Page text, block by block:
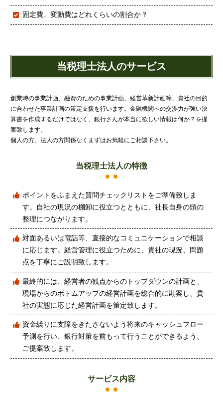
固定費、変動費はどれくらいの割合か？
当税理士法人のサービス
創業時の事業計画、融資のための事業計画、経営革新計画等、貴社の目的
に合わせた事業計画の策定支援を行います。金融機関への交渉力が強い決
算書を作成するだけではなく、銀行さんが本当に欲しい情報は何か？を提
案致します。
個人の方、法人の方関係なくまずはお気軽にご相談下さい。
当税理士法人の特徴
ポイントをふまえた質問チェックリストをご準備致しま
す。自社の現況の棚卸に役立つとともに、社長自身の頭の
整理につながります。
対面あるいは電話等、直接的なコミュニケーションで相談
に応じます。経営管理に役立つために、貴社の現況、問題
点を丁寧にご説明致します。
最終的には、経営者の観点からのトップダウンの計画と、
現場からのボトムアップの経営計画を総合的に勘案し、貴
社の実態に応じた経営計画を策定致します。
資金繰りに支障をきたさないよう将来のキャッシュフロー
予測を行い、銀行対策を前もって行うことができるよう、
ご提案致します。
サービス内容